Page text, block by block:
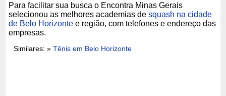
Para facilitar sua busca o Encontra Minas Gerais
selecionou as melhores academias desquash na cidade
de Belo Horizonte e região, com telefones e endereço das
empresas.
Similares: »Tênis em Belo Horizonte